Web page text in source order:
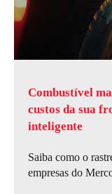
Combustível
custos da sua
inteligente
Saiba como o
empresas do